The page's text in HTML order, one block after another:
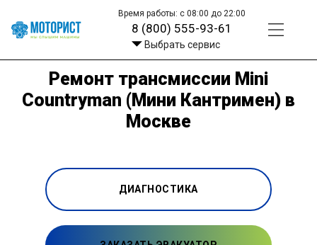
Время работы: с 08:00 до 22:00
8 (800) 555-93-61
Выбрать сервис
Ремонт трансмиссии Mini
Countryman (Мини Кантримен) в
Москве
ДИАГНОСТИКА